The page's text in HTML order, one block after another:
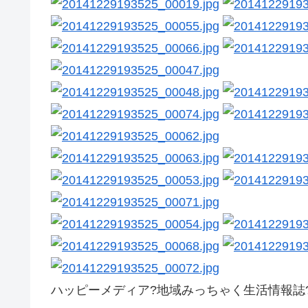
ハッピーメディア?地域みっちゃく生活情報